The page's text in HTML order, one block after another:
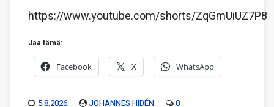
https://www.youtube.com/shorts/ZqGmUiUZ7P8
Jaa tämä:
Facebook X WhatsApp
5.8.2026 JOHANNES HIDÉN 0